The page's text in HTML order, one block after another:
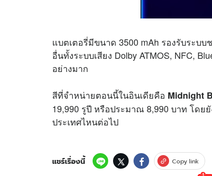
แบตเตอรี่มีขนาด 3500 mAh รองรับระบบ
อื่นทั้งระบบเสียง Dolby ATMOS, NFC,
อย่างมาก
สีที่จำหน่ายตอนนี้ในอินเดียคือ Midnight
19,990 รูปี หรือประมาณ 8,990 บาท โดย
ประเทศไหนต่อไป
แชร์เรื่องนี้ Copy link